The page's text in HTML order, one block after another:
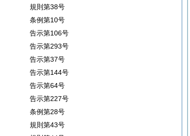
規則第38号
条例第10号
告示第106号
告示第293号
告示第37号
告示第144号
告示第64号
告示第227号
条例第28号
規則第43号